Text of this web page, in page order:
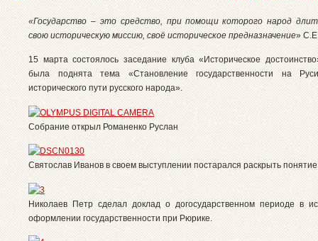
«Государство – это средство, при помощи которого народ
свою историческую миссию, своё историческое предназначение»
15 марта состоялось заседание клуба «Историческое
была поднята тема «Становление государственности на
исторического пути русского народа».
Собрание открыл Романенко Руслан
Святослав Иванов в своем выступлении постарался раскрыть понятие
Николаев Петр сделал доклад о догосударственном периоде в
оформлении государственности при Рюрике.